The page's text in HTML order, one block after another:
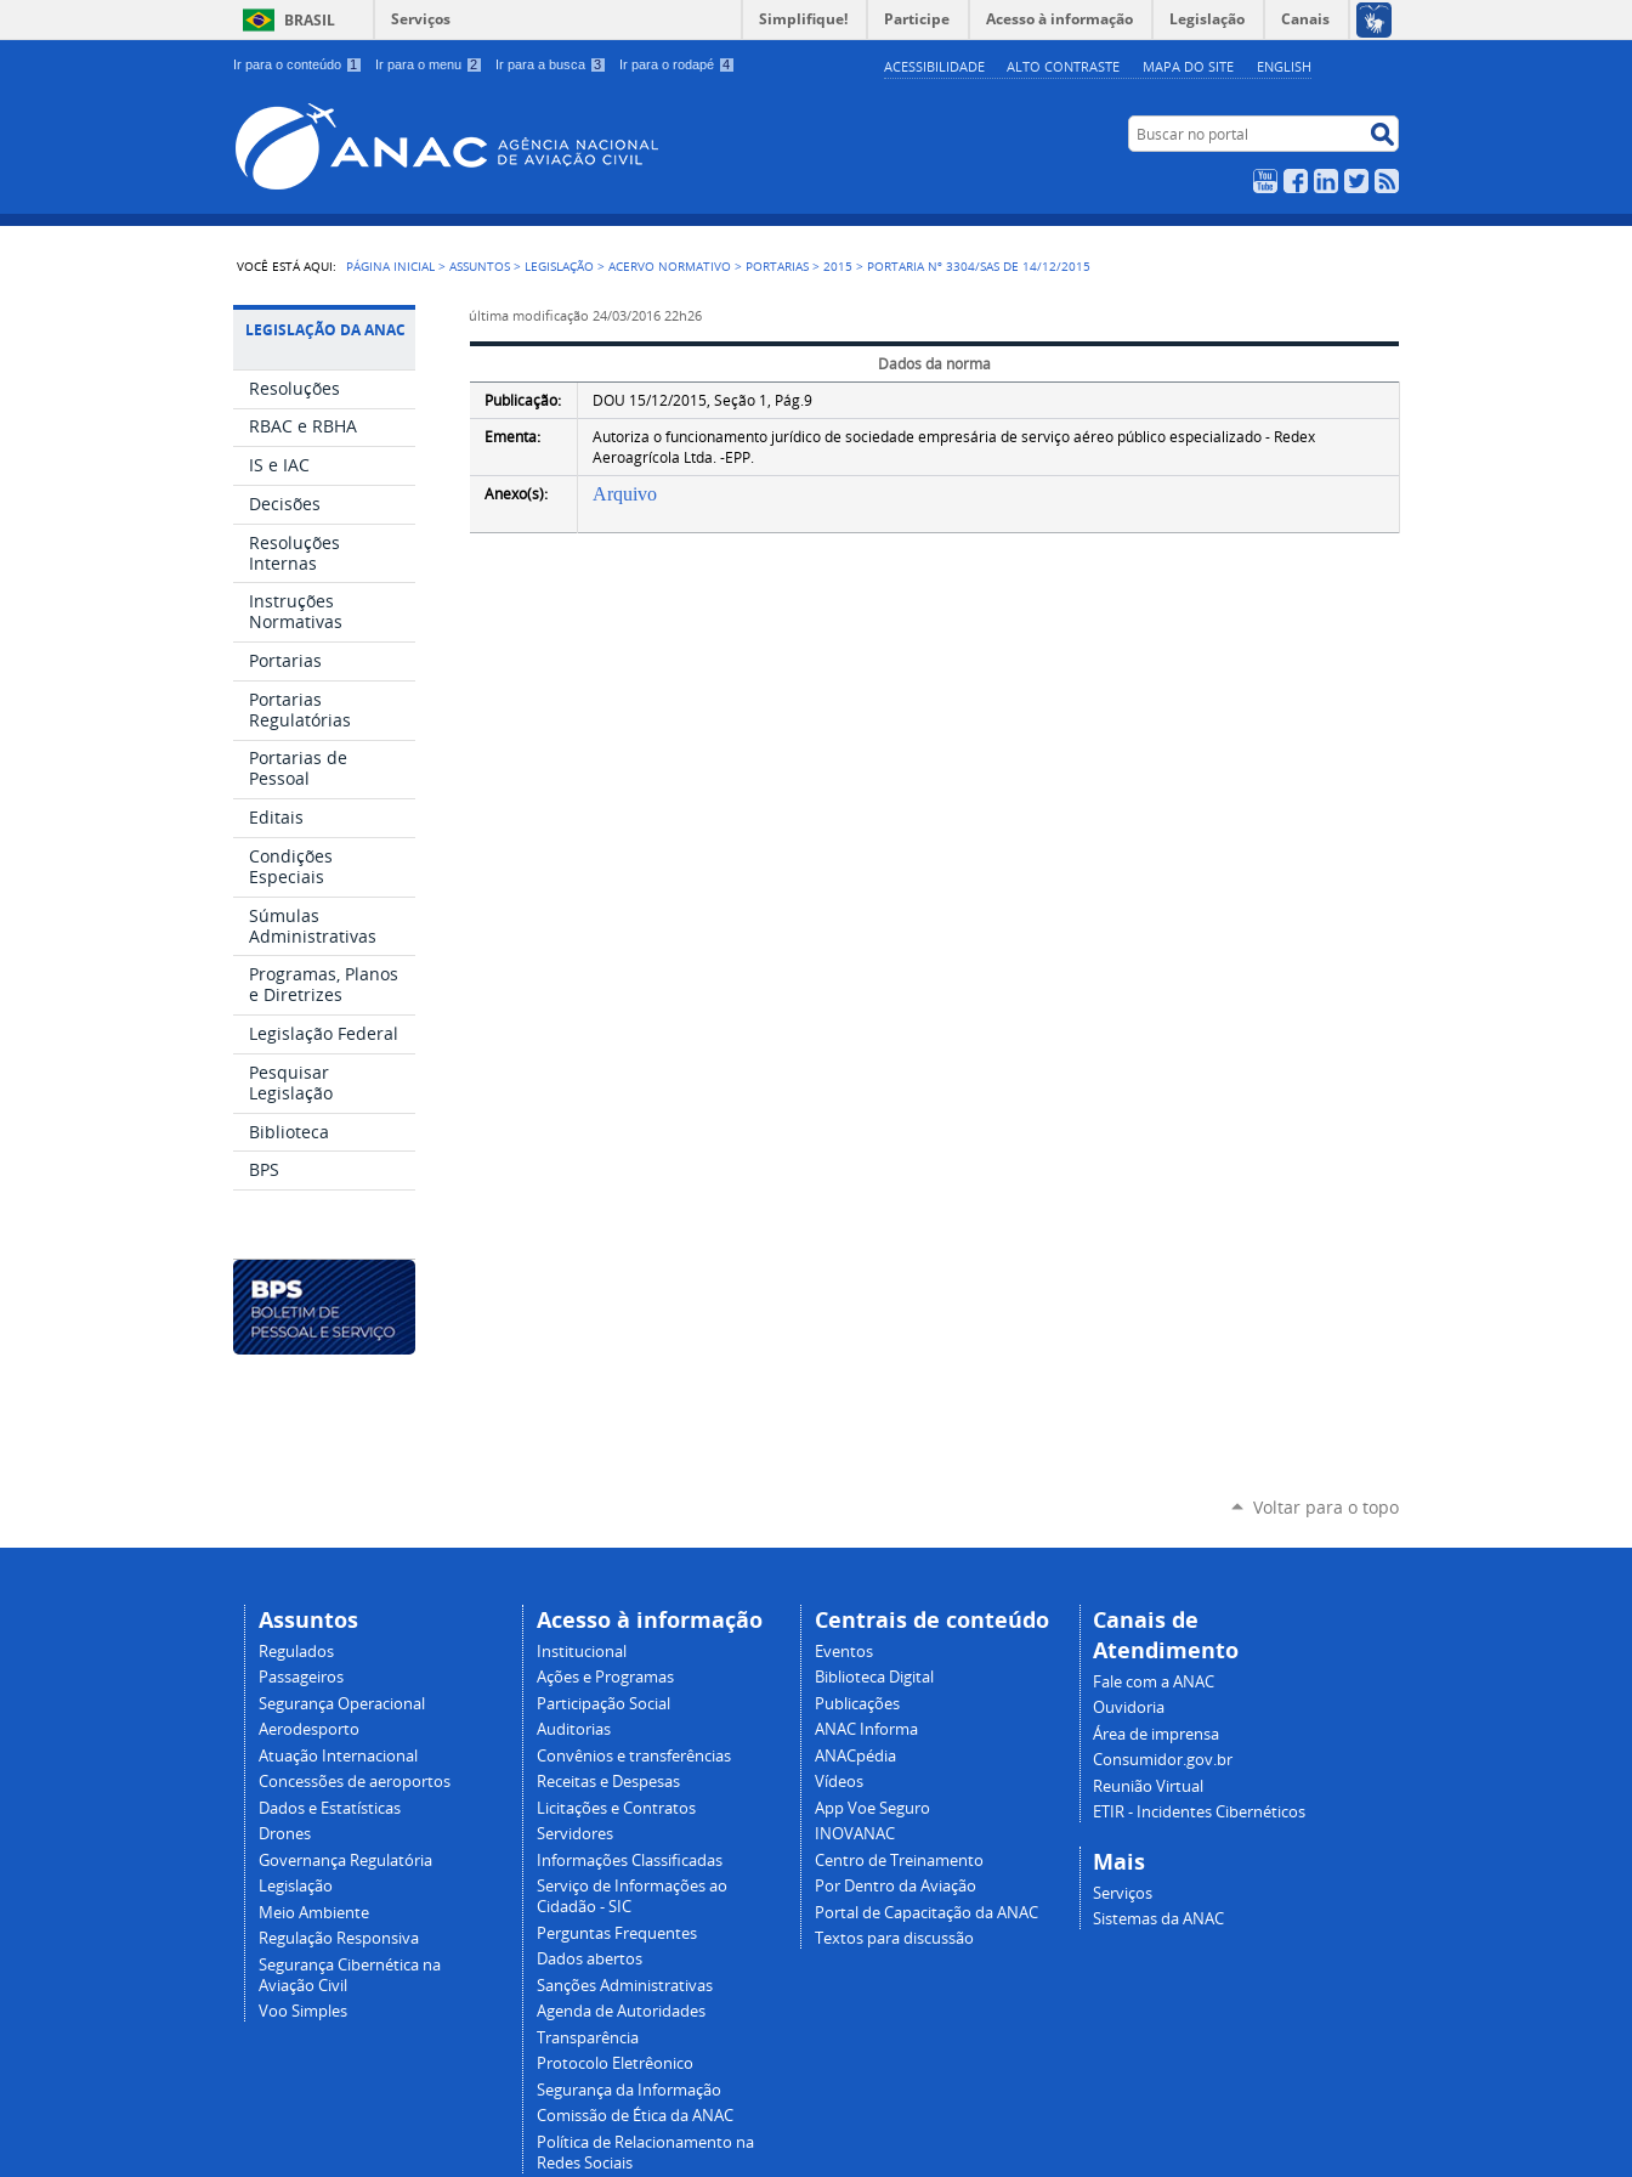
Ir para o conteúdo 1 Ir para o menu 2 Ir para a busca 3 Ir para o rodapé 4 ACESSIBILIDADE ALTO CONTRASTE MAPA DO SITE ENGLISH
BRASIL Serviços Simplifique! Participe Acesso à informação Legislação Canais
Buscar no portal
YouTubeFacebookLinkedIn
Twitter
VOCÊ ESTÁ AQUI: PÁGINA INICIAL >ASSUNTOS > LEGISLAÇÃO >ACERVO NORMATIVO > PORTARIAS >2015 > PORTARIA Nº 3304/SAS DE 14/12/2015
LEGISLAÇÃO DA ANAC
Resoluções
RBAC e RBHA
IS e IAC
Decisões
Resoluções
Internas
Instruções
Normativas
Portarias
Portarias
Regulatórias
Portarias de
Pessoal
Editais
Condições
Especiais
Súmulas
Administrativas
Programas, Planos
e Diretrizes
Legislação Federal
Pesquisar
Legislação
Biblioteca
BPS
última modificação 24/03/2016 22h26
Dados da norma
Publicação:
DOU 15/12/2015, Seção 1, Pág.9
Ementa:
Autoriza o funcionamento jurídico de sociedade empresária de serviço aéreo público especializado - Redex
Aeroagrícola Ltda. -EPP.
Anexo(s):
Arquivo
Voltar para o topo
Assuntos
Regulados
Passageiros
Segurança Operacional
Aerodesporto
Atuação Internacional
Concessões de aeroportos
Dados e Estatísticas
Drones
Governança Regulatória
Legislação
Meio Ambiente
Regulação Responsiva
Segurança Cibernética na
Aviação Civil
Voo Simples
Acesso à informação
Institucional
Ações e Programas
Participação Social
Auditorias
Convênios e transferências
Receitas e Despesas
Licitações e Contratos
Servidores
Informações Classificadas
Serviço de Informações ao
Cidadão - SIC
Perguntas Frequentes
Dados abertos
Sanções Administrativas
Agenda de Autoridades
Transparência
Protocolo Eletrêonico
Segurança da Informação
Comissão de Ética da ANAC
Política de Relacionamento na
Redes Sociais
Centrais de conteúdo
Eventos
Biblioteca Digital
Publicações
ANAC Informa
ANACpédia
Vídeos
App Voe Seguro
INOVANAC
Centro de Treinamento
Por Dentro da Aviação
Portal de Capacitação da ANAC
Textos para discussão
Canais de
Atendimento
Fale com a ANAC
Ouvidoria
Área de imprensa
Consumidor.gov.br
Reunião Virtual
ETIR - Incidentes Cibernéticos
Mais
Serviços
Sistemas da ANAC